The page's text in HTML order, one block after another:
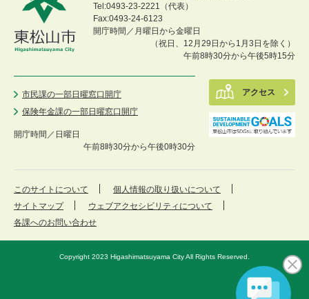
Tel:0493-23-2221（代表）
Fax:0493-24-6123
開庁時間／月曜日から金曜日
（祝日、12月29日から1月3日を除く）
午前8時30分から午後5時15分
市民課の一部日曜窓口開庁
保険年金課の一部日曜窓口開庁
開庁時間／ 日曜日
午前8時30分から午後0時30分
アクセス
このサイトについて
個人情報の取り扱いについて
サイトマップ
ウェブアクセシビリティについて
各課へのお問い合わせ
Copyright 2023 Higashimatsuyama City All Rights Reserved.